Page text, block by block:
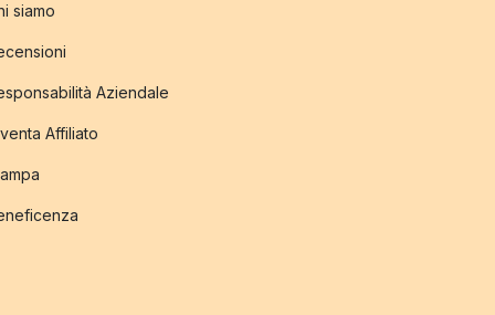
siamo
Aziendale
Affiliato